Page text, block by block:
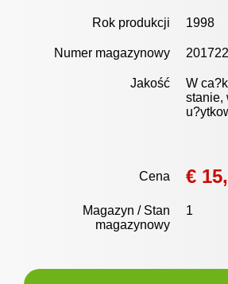
Rok produkcji 1998
Numer magazynowy 201722
Jakość
W
stanie,
Cena €
Magazyn / Stan
magazynowy
1